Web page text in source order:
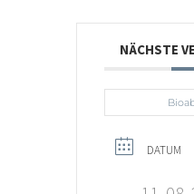
NÄCHSTE
DATUM